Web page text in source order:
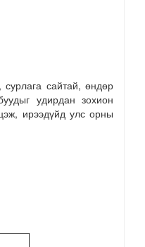
сурлага сайтай, өндөр
удирдан зохион
ирээдүйд улс орны